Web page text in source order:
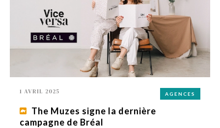
AGENCES
1 AVRIL 2025
The Muzes signe la dernière
campagne de Bréal